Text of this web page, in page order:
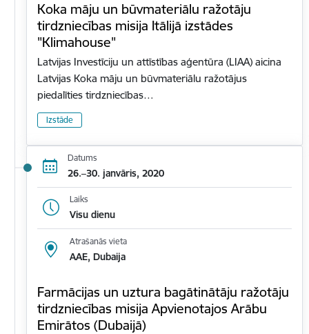
Koka māju un būvmateriālu ražotāju
tirdzniecības misija Itālijā izstādes
"Klimahouse"
Latvijas Investīciju un attīstības aģentūra (LIAA) aicina
Latvijas Koka māju un būvmateriālu ražotājus
piedalīties tirdzniecības…
Izstāde
Datums
26.–30. janvāris, 2020
Laiks
Visu dienu
Atrašanās vieta
AAE, Dubaija
Farmācijas un uztura bagātinātāju ražotāju
tirdzniecības misija Apvienotajos Arābu
Emirātos (Dubaijā)